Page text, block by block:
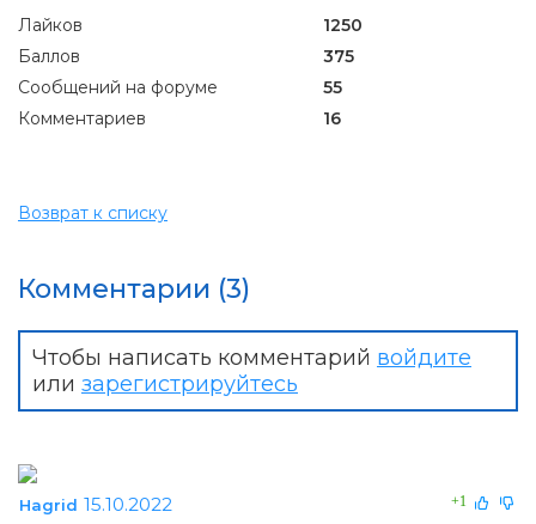
Лайков
1250
Баллов
375
Сообщений на форуме
55
Комментариев
16
Возврат к списку
Комментарии (3)
Чтобы написать комментарий войдите
или зарегистрируйтесь
+1
Hagrid 15.10.2022